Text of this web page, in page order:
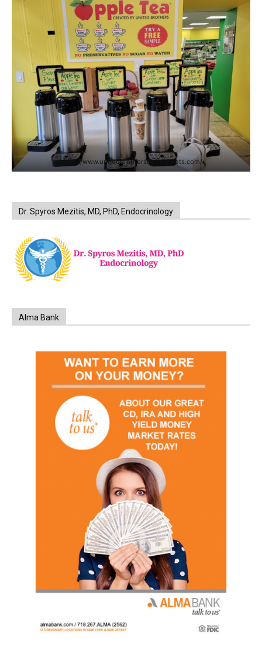
https://www.unitedbrothersfruitmarkets.com/
Dr. Spyros Mezitis, MD, PhD, Endocrinology
Alma Bank